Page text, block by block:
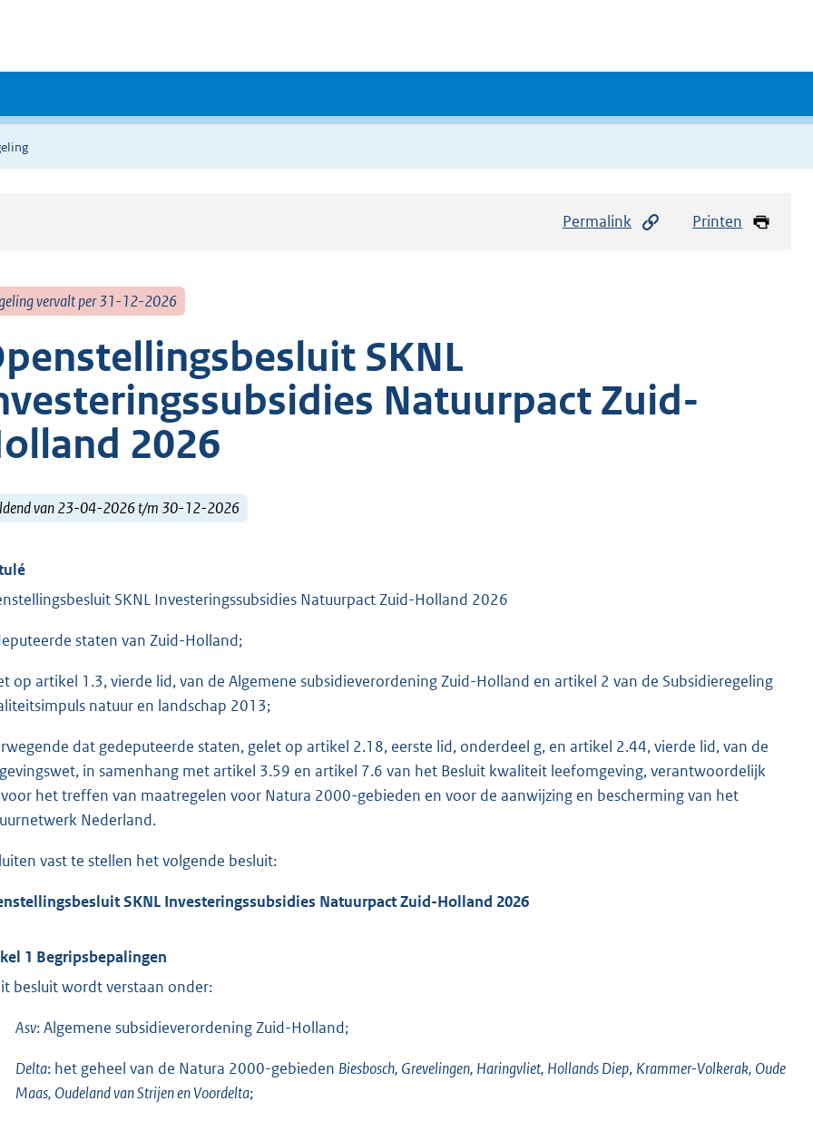
Permalink Printen
vervalt per 31-12-2026
SKNL
Natuurpact Zuid-
2026
van 23-04-2026 t/m 30-12-2026
SKNL Investeringssubsidies Natuurpact Zuid-Holland 2026
staten van Zuid-Holland;
op artikel 1.3, vierde lid, van de Algemene subsidieverordening Zuid-Holland en artikel 2 van de Subsidieregeling
natuur en landschap 2013;
dat gedeputeerde staten, gelet op artikel 2.18, eerste lid, onderdeel g, en artikel 2.44, vierde lid, van de
in samenhang met artikel 3.59 en artikel 7.6 van het Besluit kwaliteit leefomgeving, verantwoordelijk
het treffen van maatregelen voor Natura 2000-gebieden en voor de aanwijzing en bescherming van het
Nederland.
vast te stellen het volgende besluit:
SKNL Investeringssubsidies Natuurpact Zuid-Holland 2026
1 Begripsbepalingen
besluit wordt verstaan onder:
Asv: Algemene subsidieverordening Zuid-Holland;
Delta: het geheel van de Natura 2000-gebieden Biesbosch, Grevelingen, Haringvliet, Hollands Diep, Krammer-Volkerak, Oude
Maas, Oudeland van Strijen en Voordelta;